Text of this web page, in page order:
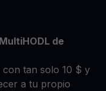
de
con tan solo 10 $ y
a tu propio